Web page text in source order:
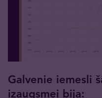
Galvenie iemesli
izaugsmei bija: